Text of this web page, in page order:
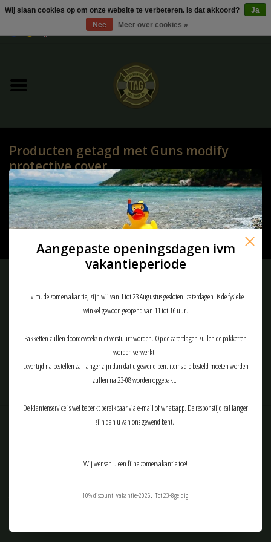
UItverkoop
Kleding
Tactical gear
Ammo
Replica Parts
Producten getagd met Guns modify
protective cover
HOME/TAGS/GUNS MODIFY PROTECTIVE COVER
Geen producten gevonden!...
ABONNEER
Tactical Airsoft Gear (TAG-Shop)
Wij slaan cookies op om onze website te verbeteren. Is dat akkoord?
Ja
Nee
Meer over cookies »
Aangepaste openingsdagen ivm
vakantieperiode
I.v.m. de zomervakantie, zijn wij van 1 tot 23 Augustus gesloten. zaterdagen is de fysieke
winkel gewoon geopend van 11 tot 16 uur.
Pakketten zullen doordeweeks niet verstuurt worden. Op de zaterdagen zullen de pakketten
worden verwerkt.
Levertijd na bestellen zal langer zijn dan dat u gewend ben. items die besteld moeten worden
zullen na 23-08 worden opgepakt.
De klantenservice is wel beperkt bereikbaar via e-mail of whatsapp. De responstijd zal langer
zijn dan u van ons gewend bent.
Wij wensen u een fijne zomervakantie toe!
10% discount: vakantie-2026. Tot 23-8geldig.